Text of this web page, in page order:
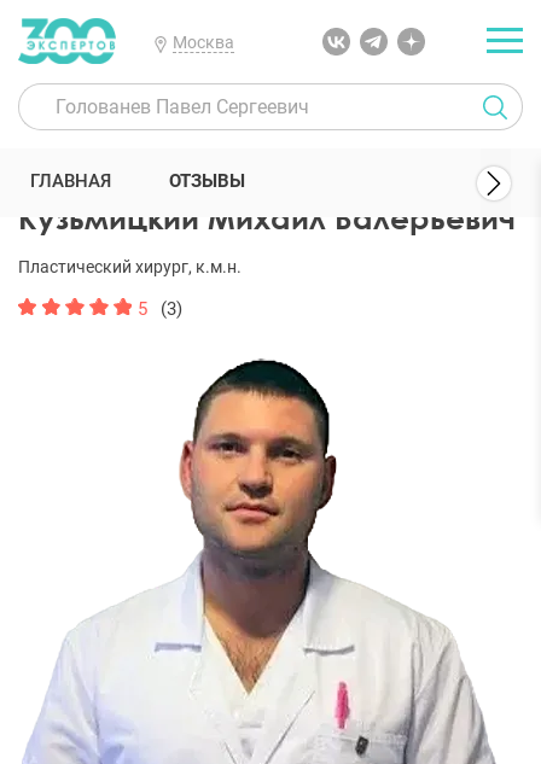
Москва
300 Экспертов Пластические хирурги Кузьмицкий Михаил
Кузьмицкий Михаил Валерьевич
Пластический хирург, к.м.н.
5 (3)
ГЛАВНАЯ ОТЗЫВЫ